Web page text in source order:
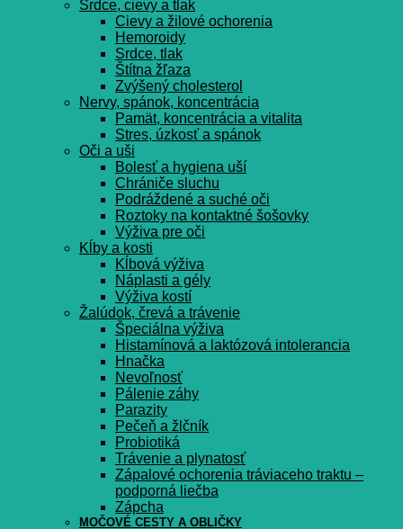
Srdce, cievy a tlak
Cievy a žilové ochorenia
Hemoroidy
Srdce, tlak
Štítna žľaza
Zvýšený cholesterol
Nervy, spánok, koncentrácia
Pamät, koncentrácia a vitalita
Stres, úzkosť a spánok
Oči a uši
Bolesť a hygiena uší
Chrániče sluchu
Podráždené a suché oči
Roztoky na kontaktné šošovky
Výživa pre oči
Kĺby a kosti
Kĺbová výživa
Náplasti a gély
Výživa kostí
Žalúdok, črevá a trávenie
Špeciálna výživa
Histamínová a laktózová intolerancia
Hnačka
Nevoľnosť
Pálenie záhy
Parazity
Pečeň a žlčník
Probiotiká
Trávenie a plynatosť
Zápalové ochorenia tráviaceho traktu –
podporná liečba
Zápcha
MOČOVÉ CESTY A OBLIČKY